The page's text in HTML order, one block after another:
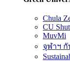
Chula
CU
MuvMi
จุฬาฯ